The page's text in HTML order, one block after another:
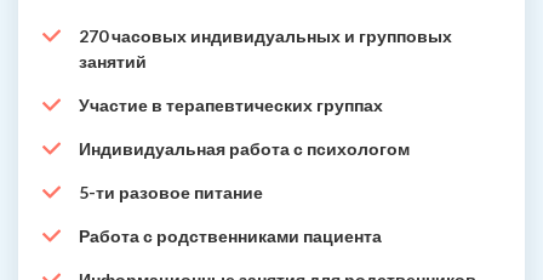
270 часовых индивидуальных и групповых
занятий
Участие в терапевтических группах
Индивидуальная работа с психологом
5-ти разовое питание
Работа с родственниками пациента